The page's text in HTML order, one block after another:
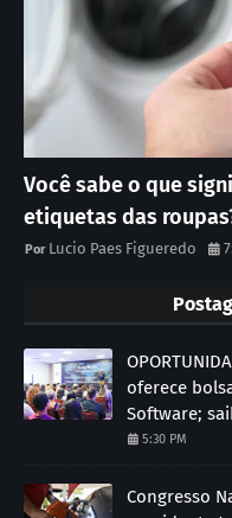
Você sabe o que
etiquetas das
Lucio Paes Figueredo
oferece
Software;
5:30 PM
Congresso